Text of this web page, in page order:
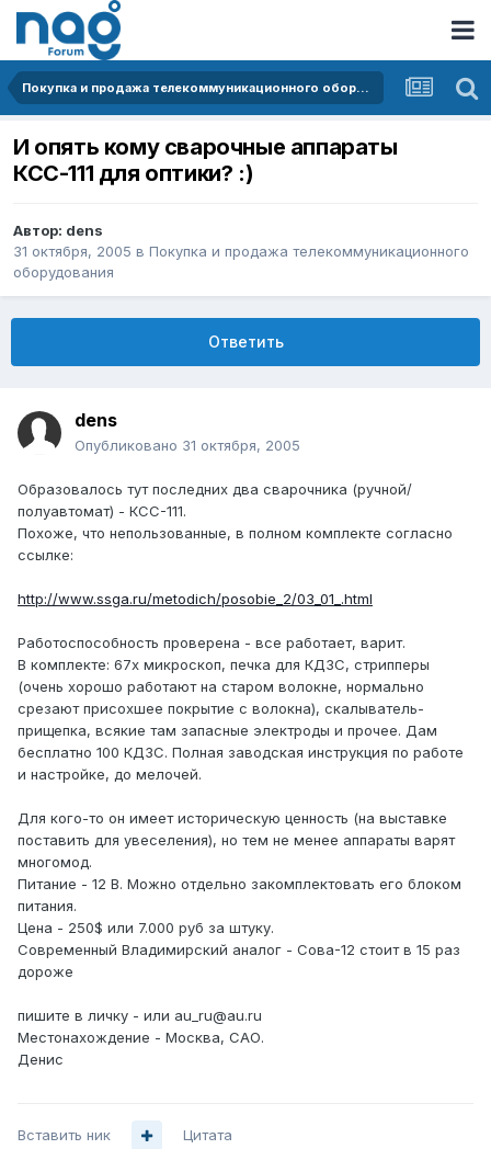
Покупка и продажа телекоммуникационного оборудования
И опять кому сварочные аппараты
КСС-111 для оптики? :)
Автор: dens
31 октября, 2005 в Покупка и продажа телекоммуникационного
оборудования
Ответить
dens
Опубликовано 31 октября, 2005
Образовалось тут последних два сварочника (ручной/
полуавтомат) - КСС-111.
Похоже, что непользованные, в полном комплекте согласно
ссылке:
http://www.ssga.ru/metodich/posobie_2/03_01_.html
Работоспособность проверена - все работает, варит.
В комплекте: 67x микроскоп, печка для КДЗС, стрипперы
(очень хорошо работают на старом волокне, нормально
срезают присохшее покрытие с волокна), скалыватель-
прищепка, всякие там запасные электроды и прочее. Дам
бесплатно 100 КДЗС. Полная заводская инструкция по работе
и настройке, до мелочей.
Для кого-то он имеет историческую ценность (на выставке
поставить для увеселения), но тем не менее аппараты варят
многомод.
Питание - 12 В. Можно отдельно закомплектовать его блоком
питания.
Цена - 250$ или 7.000 руб за штуку.
Современный Владимирский аналог - Сова-12 стоит в 15 раз
дороже
пишите в личку - или au_ru@au.ru
Местонахождение - Москва, САО.
Денис
Вставить ник Цитата